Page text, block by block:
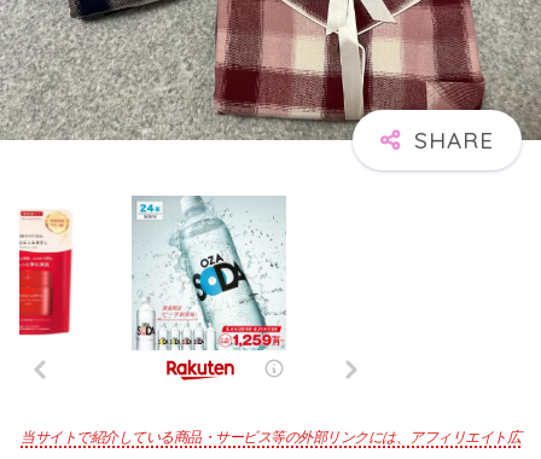
当サイトで紹介している商品・サービス等の外部リンクには、アフィリエイト広